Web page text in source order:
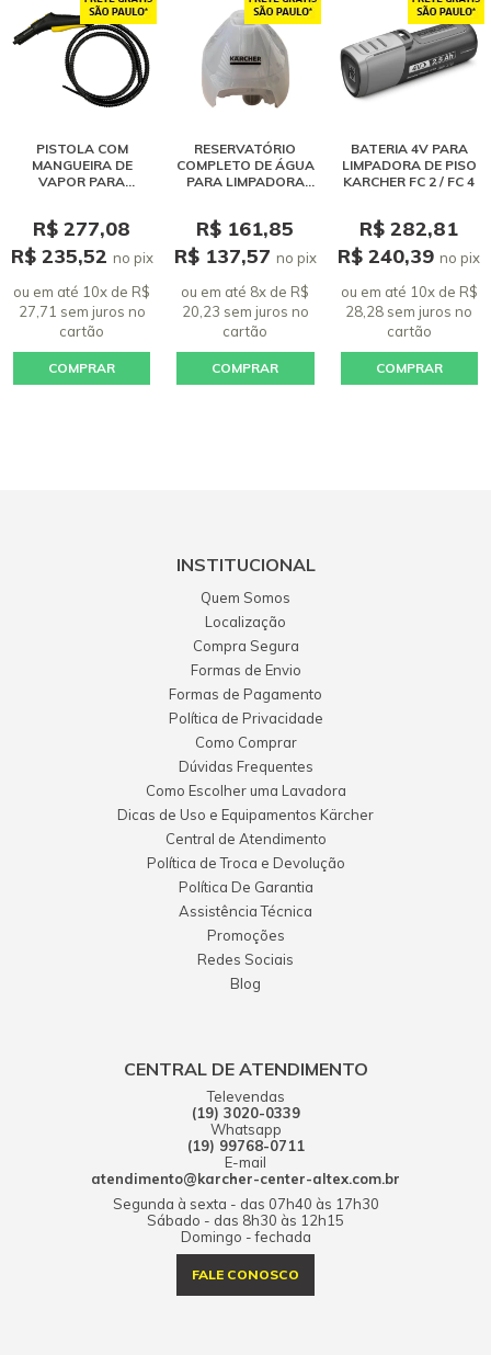
11 dezembro 2017 - 08:36
sizue gomes
30 maio 2017 - 07:08
Waldemar Zanini
Dilui rapidamente
Dan Tavares
Ia comprar um mas o preço do frete dava pra comprar mais
dois.... comprei mais dois e ganhei frete grátis! Agora só testar
13 dezembro 2024 - 08:17
PISTOLA COM
MANGUEIRA DE
VAPOR PARA
R$ 277,08
R$ 235,52 no pix
ou em até 10x de R$
27,71 sem juros no
cartão
COMPRAR
RESERVATÓRIO
COMPLETO DE ÁGUA
PARA LIMPADORA
R$ 161,85
R$ 137,57 no pix
ou em até 8x de R$
20,23 sem juros no
cartão
COMPRAR
BATERIA 4V PARA
LIMPADORA DE PISO
KARCHER FC 2 / FC 4
R$ 282,81
R$ 240,39no pix
ou em até 10x de R$
28,28 sem jurosno
cartão
COMPRAR
INSTITUCIONAL
Quem Somos
Localização
Compra Segura
Formas de Envio
Formas de Pagamento
Política de Privacidade
Como Comprar
Dúvidas Frequentes
Como Escolher uma Lavadora
Dicas de Uso e Equipamentos Kärcher
Central de Atendimento
Política de Troca e Devolução
Política De Garantia
Assistência Técnica
Promoções
Redes Sociais
Blog
CENTRAL DE ATENDIMENTO
Televendas
(19) 3020-0339
Whatsapp
(19) 99768-0711
E-mail
atendimento@karcher-center-altex.com.br
Segunda à sexta - das 07h40 às 17h30
Sábado - das 8h30 às 12h15
Domingo - fechada
FALE CONOSCO